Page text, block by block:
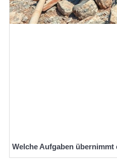
Welche Aufgaben übernimmt